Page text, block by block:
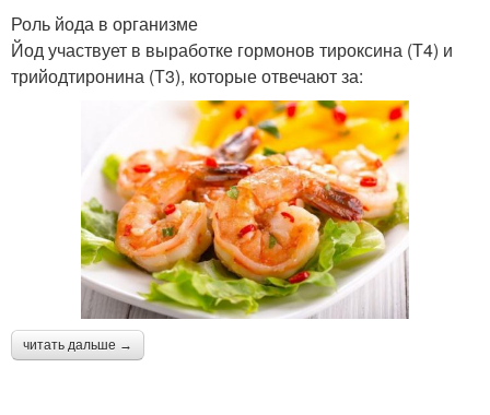
Роль йода в организме
Йод участвует в выработке гормонов тироксина (Т4) и
трийодтиронина (Т3), которые отвечают за:
читать дальше →